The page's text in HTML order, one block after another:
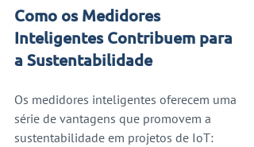
Como os Medidores
Inteligentes Contribuem para
a Sustentabilidade
Os medidores inteligentes oferecem uma
série de vantagens que promovem a
sustentabilidade em projetos de IoT: